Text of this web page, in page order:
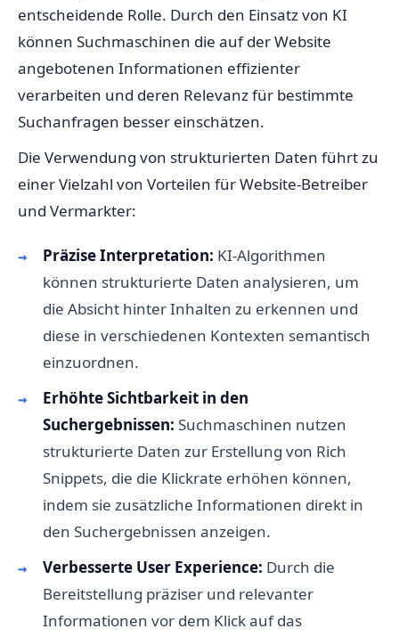
entscheidende Rolle. Durch den Einsatz von KI
können Suchmaschinen die auf der Website
angebotenen Informationen effizienter
verarbeiten und deren Relevanz für bestimmte
Suchanfragen besser einschätzen.
Die Verwendung von strukturierten Daten führt zu
einer Vielzahl von Vorteilen für Website-Betreiber
und Vermarkter:
Präzise Interpretation: KI-Algorithmen
können strukturierte Daten analysieren, um
die Absicht hinter Inhalten zu erkennen und
diese in verschiedenen Kontexten semantisch
einzuordnen.
Erhöhte Sichtbarkeit in den
Suchergebnissen: Suchmaschinen nutzen
strukturierte Daten zur Erstellung von Rich
Snippets, die die Klickrate erhöhen können,
indem sie zusätzliche Informationen direkt in
den Suchergebnissen anzeigen.
Verbesserte User Experience: Durch die
Bereitstellung präziser und relevanter
Informationen vor dem Klick auf das